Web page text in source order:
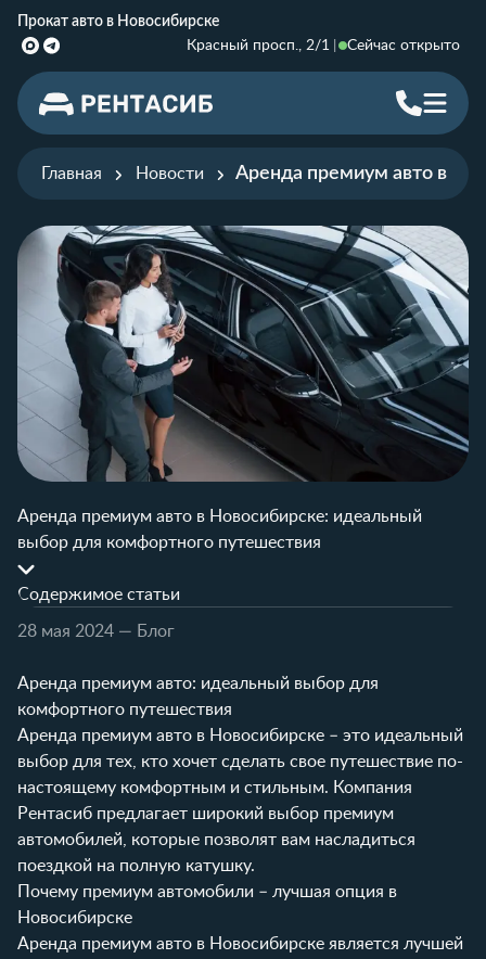
Прокат авто в Новосибирске
Красный просп., 2/1
Сейчас открыто
Главная Новости Аренда премиум авто в
Аренда премиум авто в Новосибирске: идеальный
выбор для комфортного путешествия
Содержимое статьи
28 мая 2024 — Блог
Аренда премиум авто: идеальный выбор для
комфортного путешествия
Аренда премиум авто в Новосибирске – это идеальный
выбор для тех, кто хочет сделать свое путешествие по-
настоящему комфортным и стильным. Компания
Рентасиб предлагает широкий выбор премиум
автомобилей, которые позволят вам насладиться
поездкой на полную катушку.
Почему премиум автомобили – лучшая опция в
Новосибирске
Аренда премиум авто в Новосибирске является лучшей